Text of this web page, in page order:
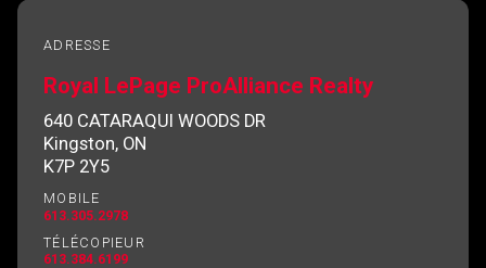
ADRESSE
Royal LePage ProAlliance Realty
640 CATARAQUI WOODS DR
Kingston, ON
K7P 2Y5
MOBILE
613.305.2978
TÉLÉCOPIEUR
613.384.6199